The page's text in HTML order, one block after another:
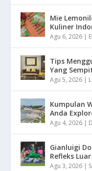
Mie
Kuliner
Agu 6, 2026 |
Tips
Yang
Agu 5, 2026 |
Kumpulan
Anda
Agu 4, 2026 |
Gianluigi
Refleks
Agu 3, 2026 |